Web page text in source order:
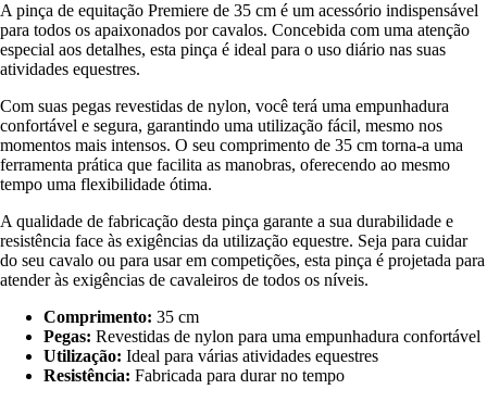
A pinça de equitação Premiere de 35 cm é um acessório indispensável
para todos os apaixonados por cavalos. Concebida com uma atenção
especial aos detalhes, esta pinça é ideal para o uso diário nas suas
atividades equestres.
Com suas pegas revestidas de nylon, você terá uma empunhadura
confortável e segura, garantindo uma utilização fácil, mesmo nos
momentos mais intensos. O seu comprimento de 35 cm torna-a uma
ferramenta prática que facilita as manobras, oferecendo ao mesmo
tempo uma flexibilidade ótima.
A qualidade de fabricação desta pinça garante a sua durabilidade e
resistência face às exigências da utilização equestre. Seja para cuidar
do seu cavalo ou para usar em competições, esta pinça é projetada para
atender às exigências de cavaleiros de todos os níveis.
Comprimento: 35 cm
Pegas: Revestidas de nylon para uma empunhadura confortável
Utilização: Ideal para várias atividades equestres
Resistência: Fabricada para durar no tempo